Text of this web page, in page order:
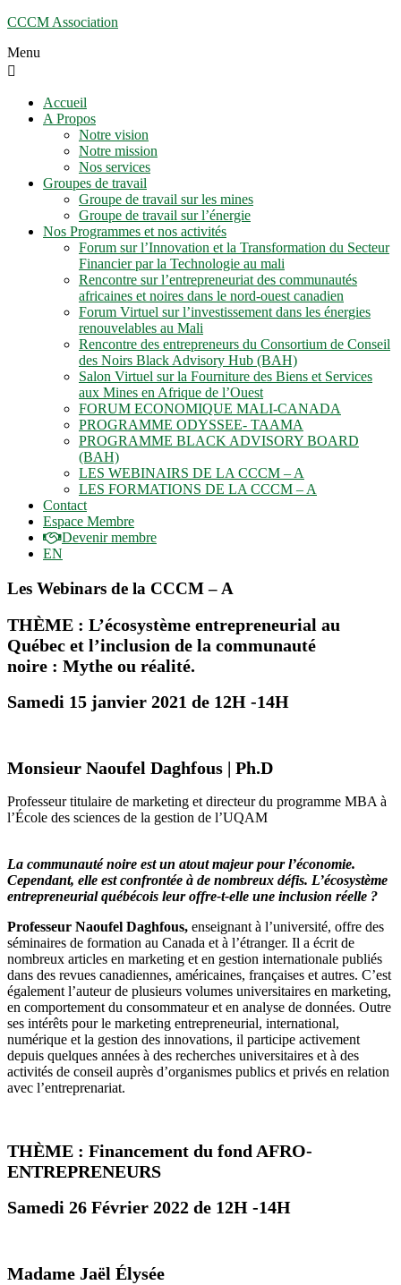
CCCM Association
Menu
Accueil
A Propos
Notre vision
Notre mission
Nos services
Groupes de travail
Groupe de travail sur les mines
Groupe de travail sur l’énergie
Nos Programmes et nos activités
Forum sur l’Innovation et la Transformation du Secteur
Financier par la Technologie au mali
Rencontre sur l’entrepreneuriat des communautés
africaines et noires dans le nord-ouest canadien
Forum Virtuel sur l’investissement dans les énergies
renouvelables au Mali
Rencontre des entrepreneurs du Consortium de Conseil
des Noirs Black Advisory Hub (BAH)
Salon Virtuel sur la Fourniture des Biens et Services
aux Mines en Afrique de l’Ouest
FORUM ECONOMIQUE MALI-CANADA
PROGRAMME ODYSSEE- TAAMA
PROGRAMME BLACK ADVISORY BOARD
(BAH)
LES WEBINAIRS DE LA CCCM – A
LES FORMATIONS DE LA CCCM – A
Contact
Espace Membre
Devenir membre
EN
Les Webinars de la CCCM – A
THÈME : L’écosystème entrepreneurial au
Québec et l’inclusion de la communauté
noire : Mythe ou réalité.
Samedi 15 janvier 2021 de 12H -14H
Monsieur Naoufel Daghfous | Ph.D
Professeur titulaire de marketing et directeur du programme MBA à
l’École des sciences de la gestion de l’UQAM
La communauté noire est un atout majeur pour l’économie.
Cependant, elle est confrontée à de nombreux défis. L’écosystème
entrepreneurial québécois leur offre-t-elle une inclusion réelle ?
Professeur Naoufel Daghfous, enseignant à l’université, offre des
séminaires de formation au Canada et à l’étranger. Il a écrit de
nombreux articles en marketing et en gestion internationale publiés
dans des revues canadiennes, américaines, françaises et autres. C’est
également l’auteur de plusieurs volumes universitaires en marketing,
en comportement du consommateur et en analyse de données. Outre
ses intérêts pour le marketing entrepreneurial, international,
numérique et la gestion des innovations, il participe activement
depuis quelques années à des recherches universitaires et à des
activités de conseil auprès d’organismes publics et privés en relation
avec l’entreprenariat.
THÈME : Financement du fond AFRO-
ENTREPRENEURS
Samedi 26 Février 2022 de 12H -14H
Madame Jaël Élysée